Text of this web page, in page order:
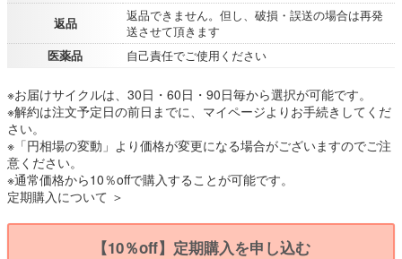
返品
返品できません。但し、破損・誤送の場合は再発
送させて頂きます
医薬品
自己責任でご使用ください
※お届けサイクルは、30日・60日・90日毎から選択が可能です。
※解約は注文予定日の前日までに、マイページよりお手続きしてくだ
さい。
※「円相場の変動」より価格が変更になる場合がございますのでご注
意ください。
※通常価格から10％offで購入することが可能です。
定期購入について ＞
【10％off】定期購入を申し込む